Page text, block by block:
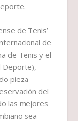
de Tenis’
de
de Tenis y el
Deporte),
pieza
del
las mejores
sea